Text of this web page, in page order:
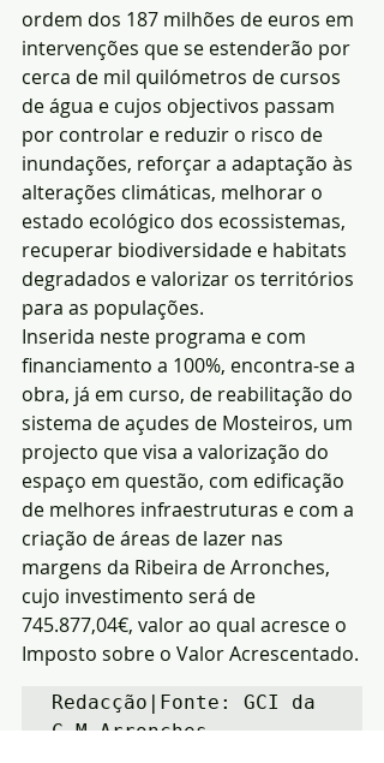
ordem dos 187 milhões de euros em
intervenções que se estenderão por
cerca de mil quilómetros de cursos
de água e cujos objectivos passam
por controlar e reduzir o risco de
inundações, reforçar a adaptação às
alterações climáticas, melhorar o
estado ecológico dos ecossistemas,
recuperar biodiversidade e habitats
degradados e valorizar os territórios
para as populações.
Inserida neste programa e com
financiamento a 100%, encontra-se a
obra, já em curso, de reabilitação do
sistema de açudes de Mosteiros, um
projecto que visa a valorização do
espaço em questão, com edificação
de melhores infraestruturas e com a
criação de áreas de lazer nas
margens da Ribeira de Arronches,
cujo investimento será de
745.877,04€, valor ao qual acresce o
Imposto sobre o Valor Acrescentado.
Redacção|Fonte: GCI da
C.M.Arronches